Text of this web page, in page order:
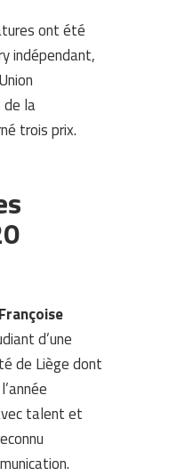
ont été
indépendant,
la
trois prix.
d’une
de Liège dont
talent et